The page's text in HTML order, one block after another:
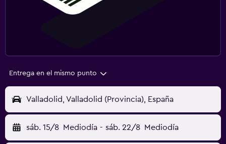
Entrega en el mismo punto
Valladolid, Valladolid (Provincia), España
sáb. 15/8 Mediodía - sáb. 22/8 Mediodía